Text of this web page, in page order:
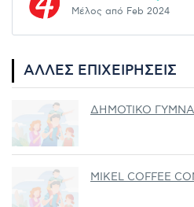
Μέλος από Feb 2024
ΆΛΛΕΣ ΕΠΙΧΕΙΡΉΣΕΙΣ
ΔΗΜΟΤΙΚΟ
MIKEL COFFEE